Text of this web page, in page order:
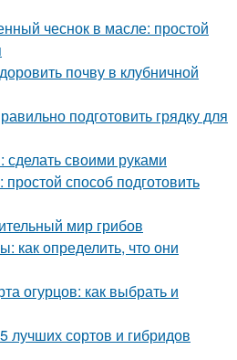
чеснок в масле: простой
почву в клубничной
подготовить грядку для
сделать своими руками
простой способ подготовить
мир грибов
как определить, что они
огурцов: как выбрать и
лучших сортов и гибридов